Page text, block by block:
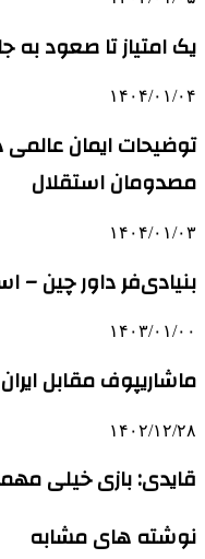
یک امتیاز تا صعود به جام جهانی ۲۰۲۶:
۱۴۰۴/۰۱/۰۴
توضیحات ایمان
مصدومان استقلال
۱۴۰۴/۰۱/۰۳
بنیادی‌فر داور چین –
۱۴۰۳/۰۱/۰۰
ماشاریپوف مقابل
۱۴۰۲/۱۲/۲۸
قایدی: بازی خیلی
نوشته های مشابه